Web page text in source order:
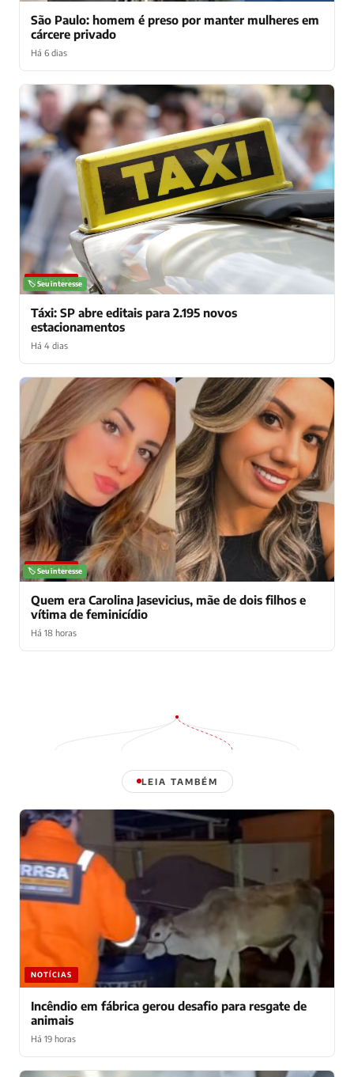
São Paulo: homem é preso por manter mulheres em
cárcere privado
Há 6 dias
NOTÍCIAS
🏷️ Seu interesse
Táxi: SP abre editais para 2.195 novos
estacionamentos
Há 4 dias
NOTÍCIAS
🏷️ Seu interesse
Quem era Carolina Jasevicius, mãe de dois filhos e
vítima de feminicídio
Há 18 horas
LEIA TAMBÉM
NOTÍCIAS
Incêndio em fábrica gerou desafio para resgate de
animais
Há 19 horas